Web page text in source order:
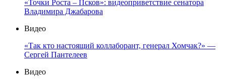
«Точки Роста – Псков»: видеоприветствие сенатора
Владимира Джабарова
Видео
«Так кто настоящий коллаборант, генерал Хомчак?» —
Сергей Пантелеев
Видео